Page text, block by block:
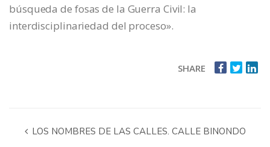
búsqueda de fosas de la Guerra Civil: la
interdisciplinariedad del proceso».
SHARE
LOS NOMBRES DE LAS CALLES. CALLE BINONDO